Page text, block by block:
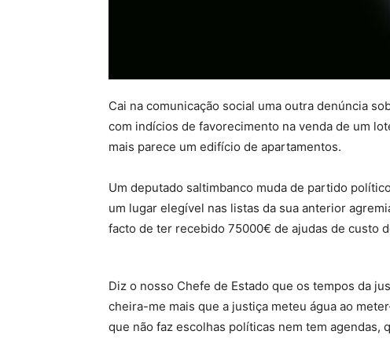
Cai na comunicação social uma outra denúncia
com indícios de favorecimento na venda de um
mais parece um edifício de apartamentos.
Um deputado saltimbanco muda de partido
um lugar elegível nas listas da sua anterior
facto de ter recebido 75000€ de ajudas de custo
Diz o nosso Chefe de Estado que os tempos da
cheira-me mais que a justiça meteu água ao
que não faz escolhas políticas nem tem agendas,